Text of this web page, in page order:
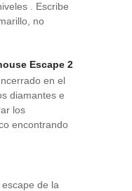
. Escribe
no
Escape 2
en el
diamantes e
los
encontrando
de la